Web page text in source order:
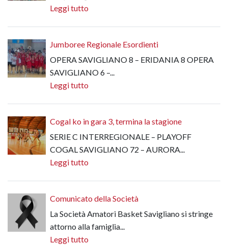
Leggi tutto
Jumboree Regionale Esordienti
OPERA SAVIGLIANO 8 – ERIDANIA 8 OPERA
SAVIGLIANO 6 –...
Leggi tutto
Cogal ko in gara 3, termina la stagione
SERIE C INTERREGIONALE – PLAYOFF
COGAL SAVIGLIANO 72 – AURORA...
Leggi tutto
Comunicato della Società
La Società Amatori Basket Savigliano si stringe
attorno alla famiglia...
Leggi tutto